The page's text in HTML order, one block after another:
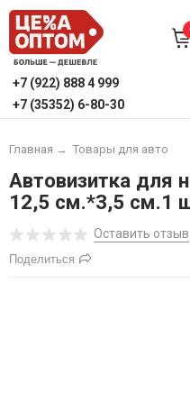
+7 (922) 888 4 999
+7 (35352) 6-80-30
Главная → Товары для авто
Автовизитка для
12,5 см.*3,5 см.1
Оставить отзыв
Поделиться